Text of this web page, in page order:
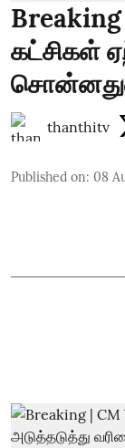
கட்சிகள்
thanthitv
Published on: 08